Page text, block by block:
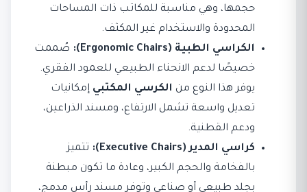
حجمها، وهي مناسبة للمكاتب ذات المساحات
المحدودة والاستخدام غير المكثف.
الكراسي الطبية (Ergonomic Chairs):
صُممت
خصيصًا لدعم الانحناء الطبيعي للعمود الفقري.
يوفر هذا النوع من الكرسي المكتبي إمكانيات
تعديل واسعة تشمل الارتفاع، ومسند الذراعين،
ودعم القطنية.
كراسي المدير (Executive Chairs):
تتميز
بالفخامة والحجم الكبير، وعادة ما تكون مبطنة
بجلد طبيعي أو صناعي وتوفر مسند رأس مدمج،